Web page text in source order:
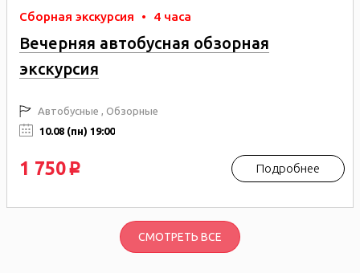
Сборная экскурсия • 4 часа
Вечерняя автобусная обзорная
экскурсия
Автобусные , Обзорные
10.08 (пн) 19:00
1 750 p Подробнее
СМОТРЕТЬ ВСЕ